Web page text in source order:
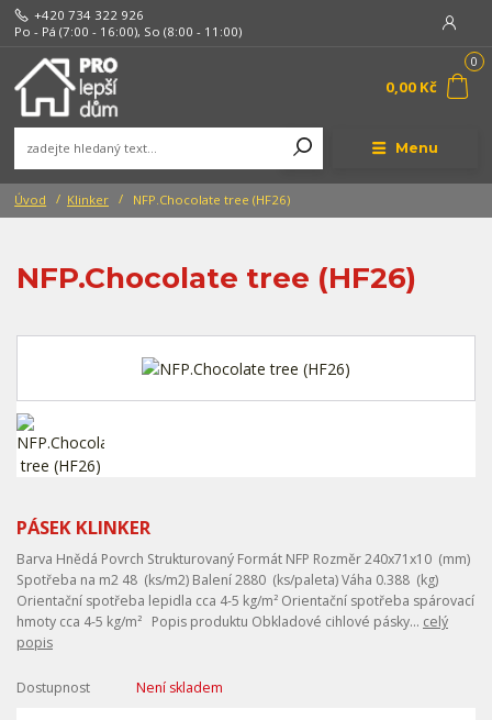
Menu
+420 734 322 926
Po - Pá (7:00 - 16:00), So (8:00 - 11:00)
0
0,00 Kč
Úvod Klinker NFP.Chocolate tree (HF26)
NFP.Chocolate tree (HF26)
PÁSEK KLINKER
Barva Hnědá Povrch Strukturovaný Formát NFP Rozměr 240x71x10 (mm)
Spotřeba na m2 48 (ks/m2) Balení 2880 (ks/paleta) Váha 0.388 (kg)
Orientační spotřeba lepidla cca 4-5 kg/m² Orientační spotřeba spárovací
hmoty cca 4-5 kg/m² Popis produktu Obkladové cihlové pásky... celý
popis
Dostupnost Není skladem